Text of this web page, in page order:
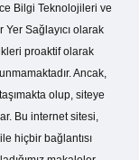
Bilgi Teknolojileri ve
Yer Sağlayıcı olarak
proaktif olarak
Ancak,
olup, siteye
Bu internet sitesi,
hiçbir bağlantısı